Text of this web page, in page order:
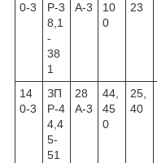
0-3
Р-3
8,1
-
38
1
А-3
10
0
23
14
0-3
ЗП
Р-4
4,4
5-
51
28
А-3
44,
45
0
25,
40